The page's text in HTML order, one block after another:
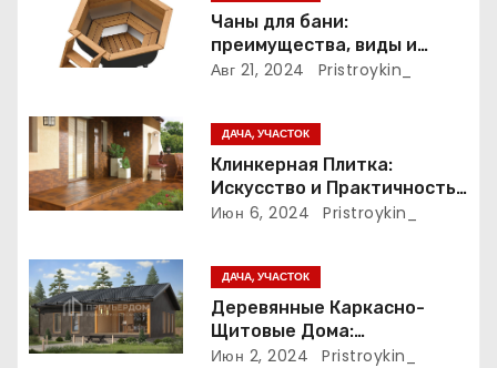
а
п
и
я
м
Чаны для бани:
преимущества, виды и
особенности
Авг 21, 2024 Pristroykin_
ДАЧА, УЧАСТОК
Клинкерная Плитка:
Искусство и Практичность
в Одном Материале
Июн 6, 2024 Pristroykin_
ДАЧА, УЧАСТОК
Деревянные Каркасно-
Щитовые Дома:
Экологичность и
Июн 2, 2024 Pristroykin_